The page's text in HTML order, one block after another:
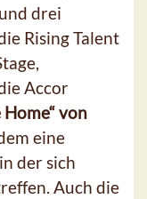
drei
Rising Talent
Accor
Home“ von
eine
der sich
Auch die